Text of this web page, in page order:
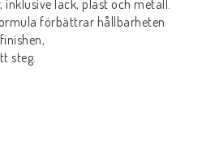
lack, plast och metall.
förbättrar hållbarheten
steg.